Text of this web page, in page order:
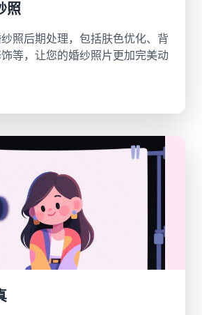
照
照后期处理，包括肤色优化、背
等，让您的婚纱照片更加完美动